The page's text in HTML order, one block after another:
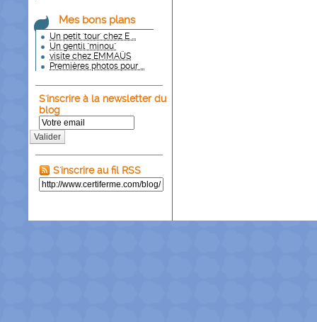
Mes bons plans
Un petit 'tour' chez E ...
Un gentil "minou"
visite chez EMMAÜS
Premières photos pour ...
S'inscrire à la newsletter du
blog
Valider
S'inscrire au fil RSS